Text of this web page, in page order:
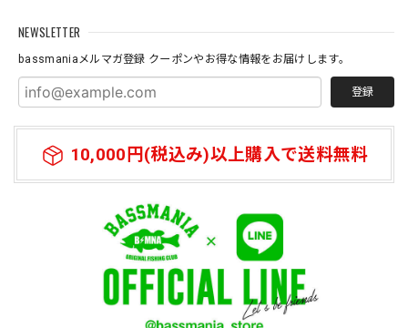
NEWSLETTER
bassmaniaメルマガ登録 クーポンやお得な情報をお届けします。
登録
10,000円(税込み)以上購入で送料無料
たり、魚探の振動子ケーブルや電源ケーブルなど、キレイに
は、 たまらないロゴがまた統一感を上げてくれる大切な、
アイテムになっています。何本あってもいいと思う商品にな
っています。